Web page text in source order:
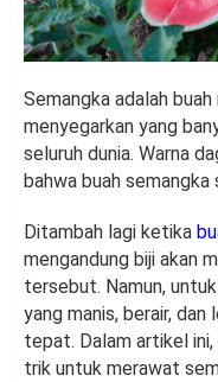
Semangka adalah
menyegarkan yang
seluruh dunia. Warna
bahwa buah semangka
Ditambah lagi ketika
mengandung biji akan
tersebut. Namun,
yang manis, berair,
tepat. Dalam artikel
trik untuk merawat